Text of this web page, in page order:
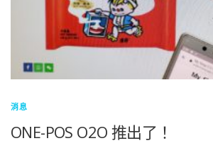
消息
ONE-POS O2O 推出了！